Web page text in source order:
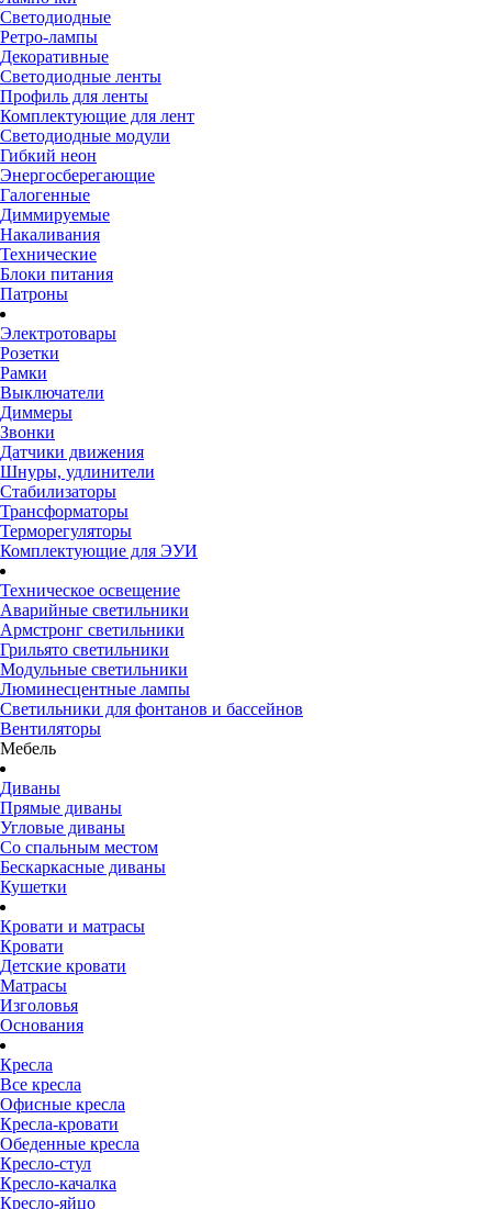
Светодиодные
Ретро-лампы
Декоративные
Светодиодные ленты
Профиль для ленты
Комплектующие для лент
Светодиодные модули
Гибкий неон
Энергосберегающие
Галогенные
Диммируемые
Накаливания
Технические
Блоки питания
Патроны
Электротовары
Розетки
Рамки
Выключатели
Диммеры
Звонки
Датчики движения
Шнуры, удлинители
Стабилизаторы
Трансформаторы
Терморегуляторы
Комплектующие для ЭУИ
Техническое освещение
Аварийные светильники
Армстронг светильники
Грильято светильники
Модульные светильники
Люминесцентные лампы
Светильники для фонтанов и бассейнов
Вентиляторы
Мебель
Диваны
Прямые диваны
Угловые диваны
Со спальным местом
Бескаркасные диваны
Кушетки
Кровати и матрасы
Кровати
Детские кровати
Матрасы
Изголовья
Основания
Кресла
Все кресла
Офисные кресла
Кресла-кровати
Обеденные кресла
Кресло-стул
Кресло-качалка
Кресло-яйцо